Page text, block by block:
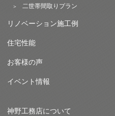
二世帯間取りプラン
リノベーション施工例
住宅性能
お客様の声
イベント情報
神野工務店について